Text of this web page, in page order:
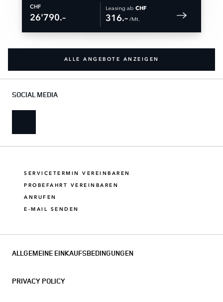
CHF
26'790.–
Leasing ab CHF
316.– /Mt.
ALLE ANGEBOTE ANZEIGEN
ALLGEMEINE EINKAUFSBEDINGUNGEN
PRIVACY POLICY
SERVICETERMIN VEREINBAREN
PROBEFAHRT VEREINBAREN
ANRUFEN
E-MAIL SENDEN
SOCIAL MEDIA